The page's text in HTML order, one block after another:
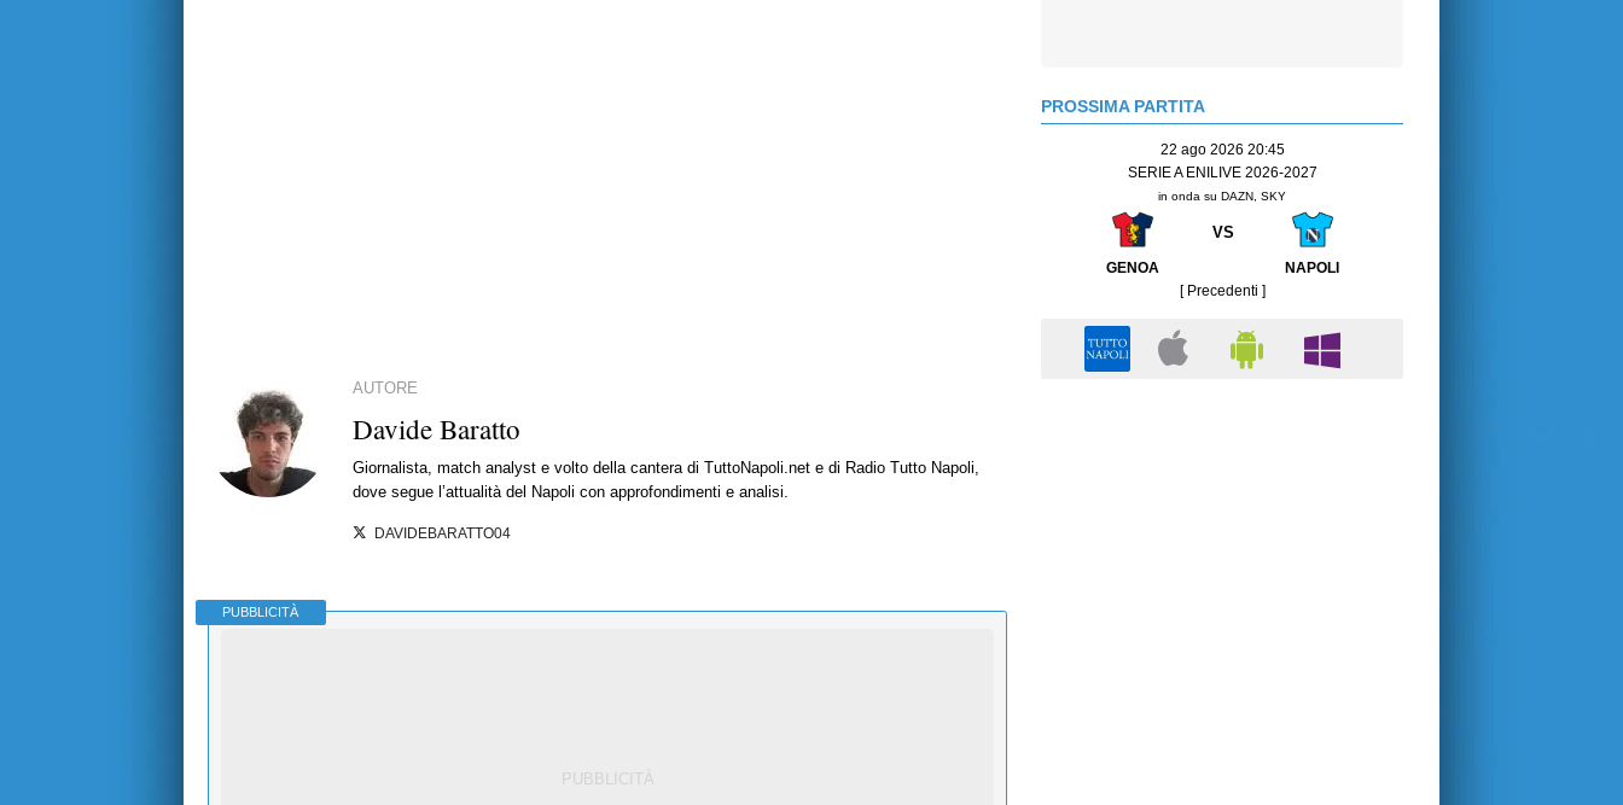
AUTORE
Davide Baratto
Giornalista, match analyst e volto della cantera di TuttoNapoli.net e di Radio Tutto Napoli,
dove segue l’attualità del Napoli con approfondimenti e analisi.
DAVIDEBARATTO04
PUBBLICITÀ
PROSSIMA PARTITA
22 ago 2026 20:45
SERIE A ENILIVE 2026-2027
in onda su DAZN, SKY
VS
GENOA
NAPOLI
[ Precedenti ]